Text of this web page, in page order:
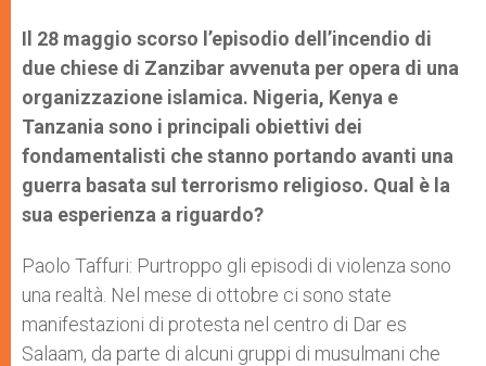
Il 28 maggio scorso l’episodio dell’incendio di
due chiese di Zanzibar avvenuta per opera di una
organizzazione islamica. Nigeria, Kenya e
Tanzania sono i principali obiettivi dei
fondamentalisti che stanno portando avanti una
guerra basata sul terrorismo religioso. Qual è la
sua esperienza a riguardo?
Paolo Taffuri: Purtroppo gli episodi di violenza sono
una realtà. Nel mese di ottobre ci sono state
manifestazioni di protesta nel centro di Dar es
Salaam, da parte di alcuni gruppi di musulmani che